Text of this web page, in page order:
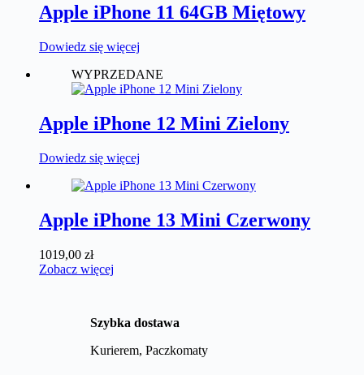
Apple iPhone 11 64GB Miętowy
Dowiedz się więcej
WYPRZEDANE
Apple iPhone 12 Mini Zielony
Dowiedz się więcej
Apple iPhone 13 Mini Czerwony
1019,00 zł
Zobacz więcej
Szybka dostawa
Kurierem, Paczkomaty